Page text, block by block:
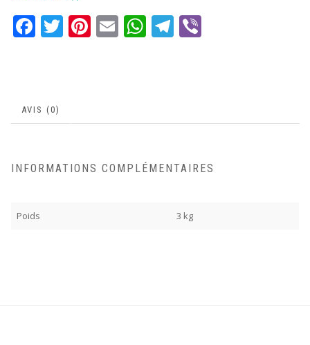
Facebook
Twitter
Pinterest
EmailWhatsApp
Telegram
AVIS (0)
INFORMATIONS COMPLÉMENTAIRES
Poids 3 kg